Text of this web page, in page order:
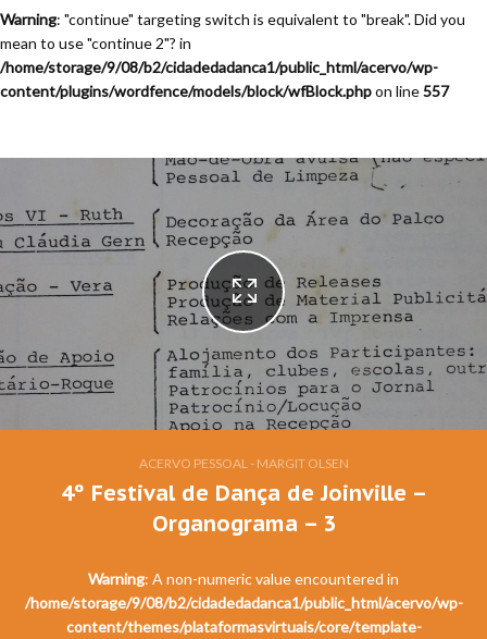
Warning: "continue" targeting switch is equivalent to "break". Did you
mean to use "continue 2"? in
/home/storage/9/08/b2/cidadedadanca1/public_html/acervo/wp-
content/plugins/wordfence/models/block/wfBlock.phpon line557
ACERVO PESSOAL - MARGIT OLSEN
4º Festival de Dança de Joinville –
Organograma – 3
Warning: A non-numeric value encountered in
/home/storage/9/08/b2/cidadedadanca1/public_html/acervo/wp-
content/themes/plataformasvirtuais/core/template-